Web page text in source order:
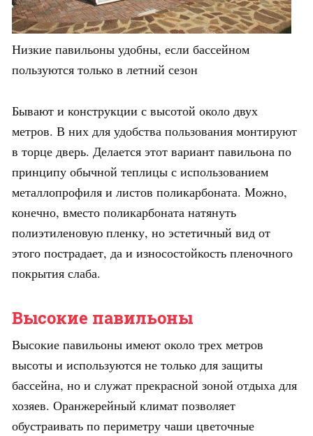
Низкие павильоны удобны, если бассейном
пользуются только в летний сезон
Бывают и конструкции с высотой около двух
метров. В них для удобства пользования монтируют
в торце дверь. Делается этот вариант павильона по
принципу обычной теплицы с использованием
металлопрофиля и листов поликарбоната. Можно,
конечно, вместо поликарбоната натянуть
полиэтиленовую пленку, но эстетичный вид от
этого пострадает, да и износостойкость пленочного
покрытия слаба.
Высокие павильоны
Высокие павильоны имеют около трех метров
высоты и используются не только для защиты
бассейна, но и служат прекрасной зоной отдыха для
хозяев. Оранжерейный климат позволяет
обустраивать по периметру чаши цветочные